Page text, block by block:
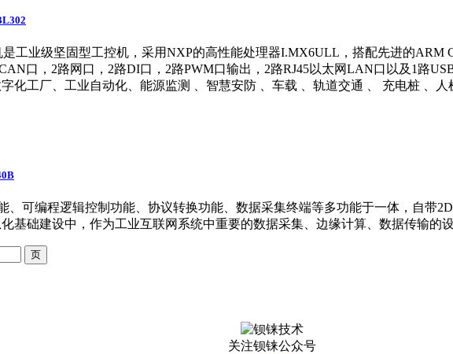
工业级坚固型工控机，采用NXP的高性能处理器I.MX6ULL，搭配先进的ARM
口，2路网口，2路DI口，2路PWM口输出，2路RJ45以太网LAN口以及1路
化工厂、工业自动化、能源监测 、智慧安防 、车载 、轨道交通 、 充电桩 、人
、可编程逻辑控制功能、协议转换功能、数据采集终端等多功能于一体，自带
基础建设中，作为工业互联网系统中重要的数据采集、边缘计算、数据传输的设
关注钡铼公众号